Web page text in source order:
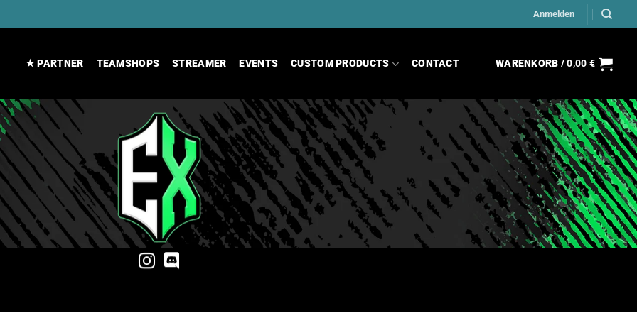
Anmelden
★ PARTNER TEAMSHOPS STREAMER EVENTS CUSTOM PRODUCTS CONTACT WARENKORB /0,00 €